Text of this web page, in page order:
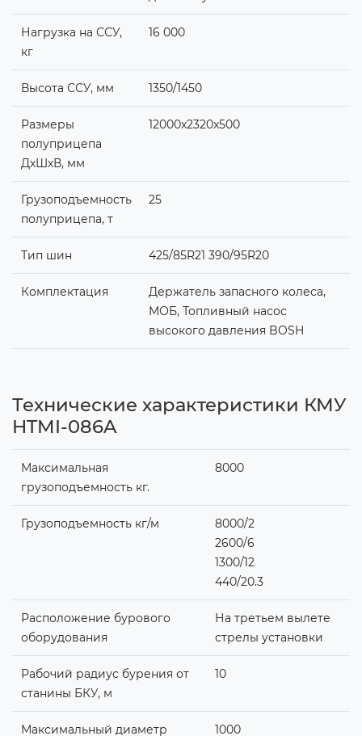
Нагрузка на ССУ,
кг
16 000
Высота ССУ, мм 1350/1450
Размеры
полуприцепа
ДхШхВ, мм
12000x2320x500
Грузоподъемность
полуприцепа, т
25
Тип шин 425/85R21 390/95R20
Комплектация
Держатель запасного колеса,
МОБ, Топливный насос
высокого давления BOSH
Технические характеристики КМУ
HTMI-086A
Максимальная
грузоподъемность кг.
8000
Грузоподъемность кг/м
8000/2
2600/6
1300/12
440/20.3
Расположение бурового
оборудования
На третьем вылете
стрелы установки
Рабочий радиус бурения от
станины БКУ, м
10
Максимальный диаметр
1000